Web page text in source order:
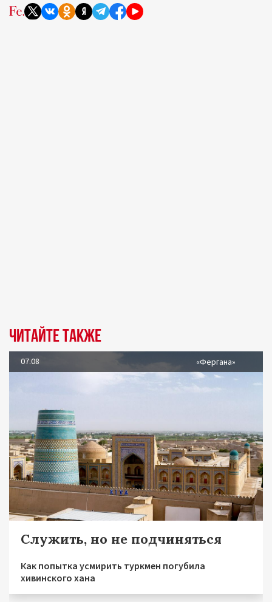
Читайте также
07.08 «Фергана»
Служить, но не подчиняться
Как попытка усмирить туркмен погубила
хивинского хана